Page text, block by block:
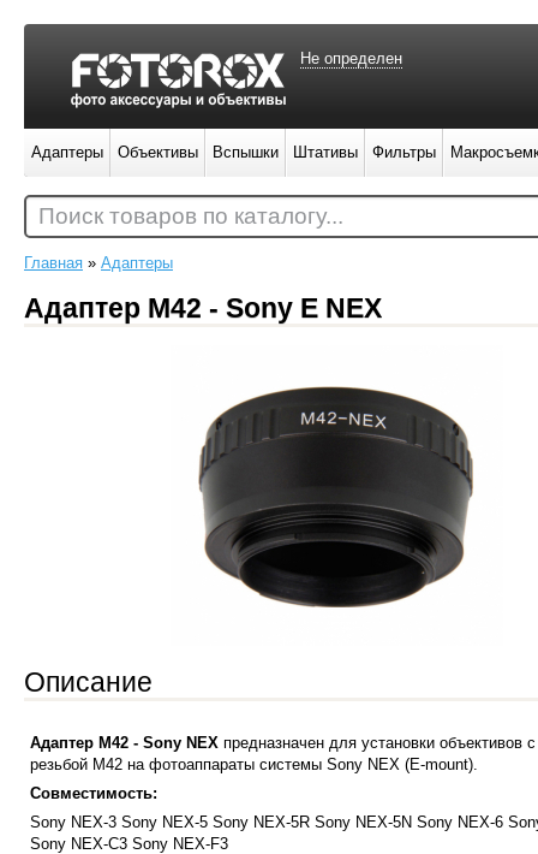
Главная » Адаптеры
Адаптер M42 - Sony E NEX
Описание
Адаптер M42 - Sony NEX предназначен для установки объективов с
резьбой M42 на фотоаппараты системы Sony NEX (E-mount).
Совместимость:
Sony NEX-3 Sony NEX-5 Sony NEX-5R Sony NEX-5N Sony NEX-6
Sony NEX-C3 Sony NEX-F3
Не определен
Адаптеры Объективы Вспышки Штативы Фильтры
Поиск товаров по каталогу...